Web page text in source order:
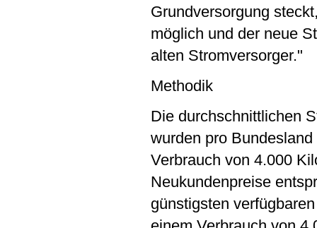
Grundversorgung
möglich und der neue
alten Stromversorger."
Methodik
Die durchschnittlichen
wurden pro
Verbrauch von 4.000
Neukundenpreise
günstigsten